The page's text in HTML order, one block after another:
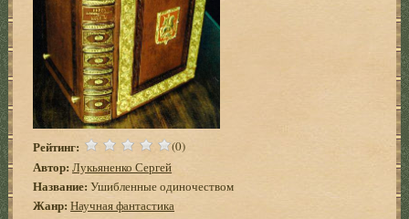
Рейтинг: (0)
Автор: Лукьяненко Сергей
Название: Ушибленные одиночеством
Жанр: Научная фантастика